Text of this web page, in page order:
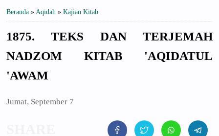
Beranda » Aqidah » Kajian Kitab
1875. TEKS DAN TERJEMAH
NADZOM KITAB 'AQIDATUL
'AWAM
Jumat, September 7